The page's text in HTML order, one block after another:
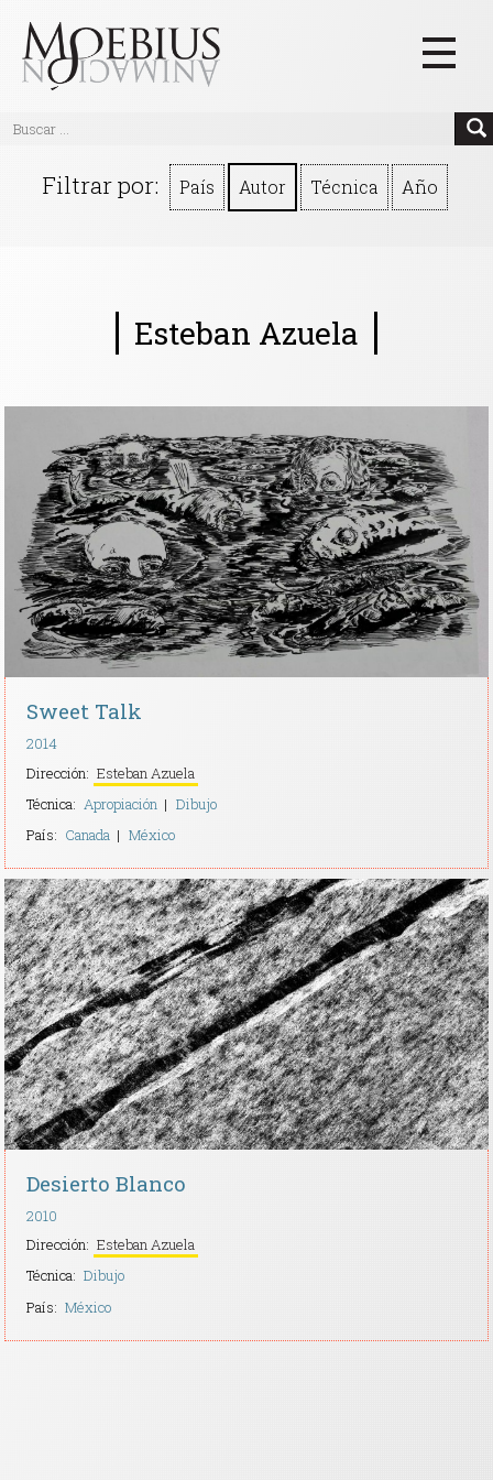
Videos
Eventos
Quiénes Somos
Manifiesto
Contacto
Filtrar por: País Autor Técnica Año
Esteban Azuela
Sweet Talk
2014
Dirección: Esteban Azuela
Técnica: Apropiación
Dibujo
País: Canada México
Desierto Blanco
2010
Dirección: Esteban Azuela
Técnica: Dibujo
País: México